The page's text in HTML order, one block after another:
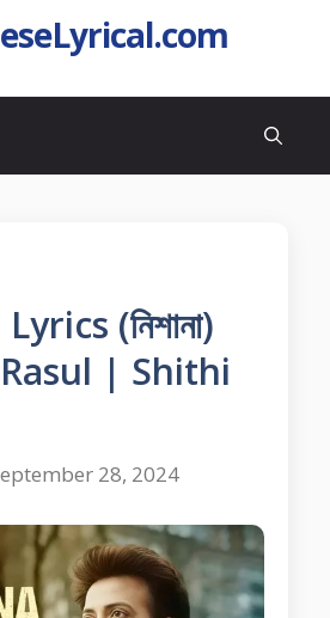
(নিশানা)
| Shithi
28, 2024